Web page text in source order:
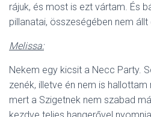
rájuk, és most is ezt vártam. És
pillanatai, összeségében nem állt
Melissa:
Nekem egy kicsit a Necc Party.
zenék, illetve én nem is
mert a Szigetnek nem szabad